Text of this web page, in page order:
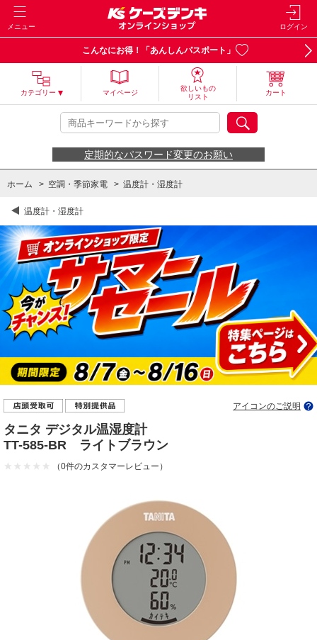
メニュー ログイン
こんなにお得！「あんしんパスポート」
カテゴリー マイページ
欲しいもの
リスト
カート
定期的なパスワード変更のお願い
ホーム > 空調・季節家電 > 温度計・湿度計
温度計・湿度計
アイコンのご説明
タニタ デジタル温湿度計
TT-585-BR ライトブラウン
（0件のカスタマーレビュー）